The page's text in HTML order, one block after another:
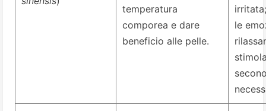
temperatura
comporea e dare
beneficio alle pelle.
le